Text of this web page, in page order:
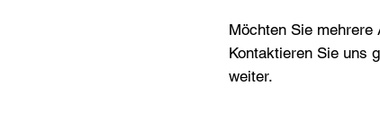
Möchten Sie
Kontaktieren Sie uns
weiter.